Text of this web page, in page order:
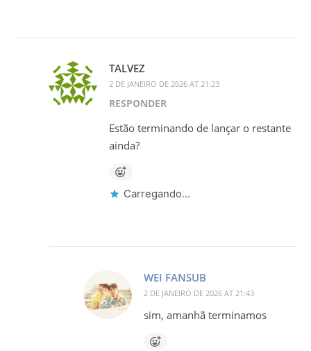
TALVEZ
2 DE JANEIRO DE 2026 AT 21:23
RESPONDER
Estão terminando de lançar o restante
ainda?
Carregando...
WEI FANSUB
2 DE JANEIRO DE 2026 AT 21:43
sim, amanhã terminamos